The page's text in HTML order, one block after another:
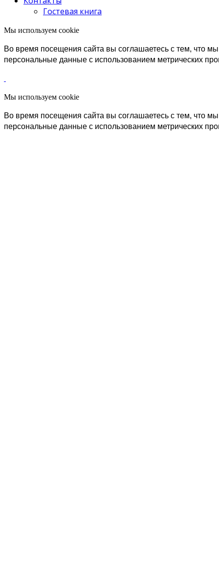
Гостевая книга
Мы используем cookie
Во время посещения сайта вы соглашаетесь с тем, что
персональные данные с использованием метрических
Мы используем cookie
Во время посещения сайта вы соглашаетесь с тем, что
персональные данные с использованием метрических